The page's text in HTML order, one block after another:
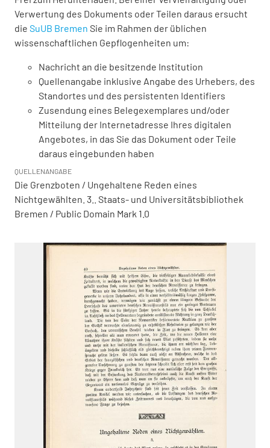
Verwertung des Dokuments oder Teilen daraus ersucht
die SuUB Bremen Sie im Rahmen der üblichen
wissenschaftlichen Gepflogenheiten um:
Nachricht an die besitzende Institution
Quellenangabe inklusive Angabe des Urhebers, des
Standortes und des persistenten Identifiers
Zusendung eines Belegexemplares und/oder
Mitteilung der Internetadresse Ihres digitalen
Angebotes, in das Sie das Dokument oder Teile
daraus eingebunden haben
QUELLENANGABE
Die Grenzboten / Ungehaltene Reden eines
Nichtgewählten. 3.. Staats- und Universitätsbibliothek
Bremen / Public Domain Mark 1.0